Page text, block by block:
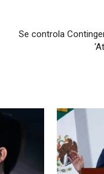
Se controla